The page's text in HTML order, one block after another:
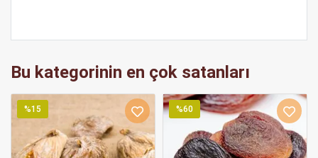
Bu kategorinin en çok satanları
%15 %60